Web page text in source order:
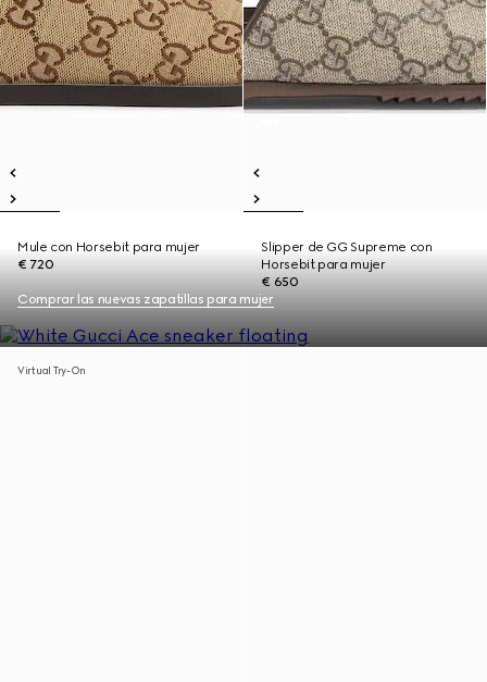
Mule con Horsebit para mujer
€ 720
Slipper de GG Supreme con
Horsebit para mujer
€ 650
Comprar las nuevas zapatillas para mujer
Virtual Try-On